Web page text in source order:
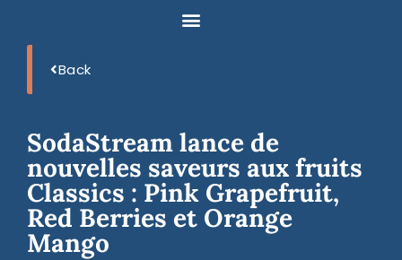
Back
SodaStream lance de
nouvelles saveurs aux fruits
Classics : Pink Grapefruit,
Red Berries et Orange
Mango